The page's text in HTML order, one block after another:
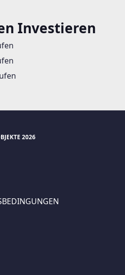
Investieren
FÜR DIE
meiner Daten, wie
2026